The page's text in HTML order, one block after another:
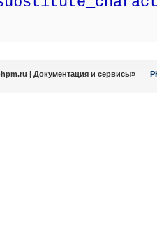
| Документация и сервисы»